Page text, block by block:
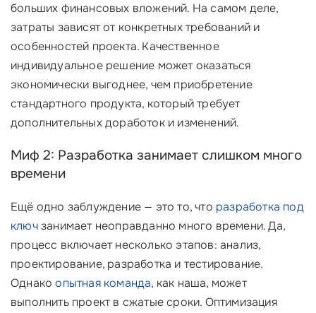
больших финансовых вложений. На самом деле,
затраты зависят от конкретных требований и
особенностей проекта. Качественное
индивидуальное решение может оказаться
экономически выгоднее, чем приобретение
стандартного продукта, который требует
дополнительных доработок и изменений.
Миф 2: Разработка занимает слишком много
времени
Ещё одно заблуждение — это то, что разработка под
ключзанимает неоправданно много времени. Да,
процесс включает несколько этапов: анализ,
проектирование, разработка и тестирование.
Однакоопытная команда, как наша, может
выполнить проект в сжатые сроки. Оптимизация